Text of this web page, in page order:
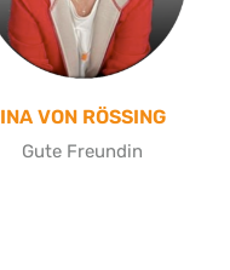
INA VON RÖSSING
Gute Freundin